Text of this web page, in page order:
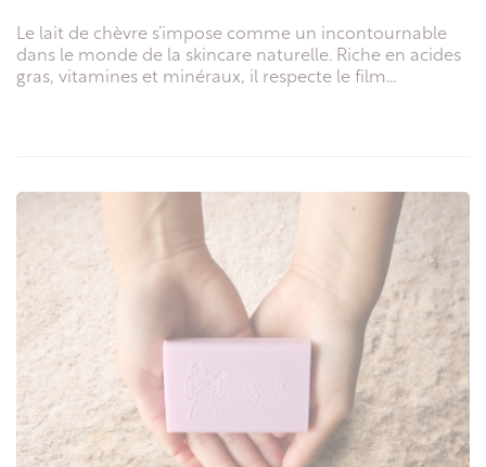
Le lait de chèvre s’impose comme un incontournable
dans le monde de la skincare naturelle. Riche en acides
gras, vitamines et minéraux, il respecte le film...